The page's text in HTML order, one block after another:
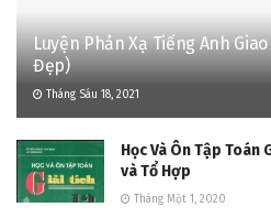
Luyện Phản Xạ Tiếng Anh
Đẹp)
Tháng Sáu 18, 2021
Học Và Ôn Tập Toán
và Tổ Hợp
Tháng Một 1, 2020